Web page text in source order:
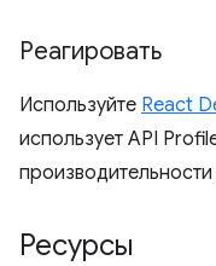
Реагировать
Используйте React
использует API
Ресурсы